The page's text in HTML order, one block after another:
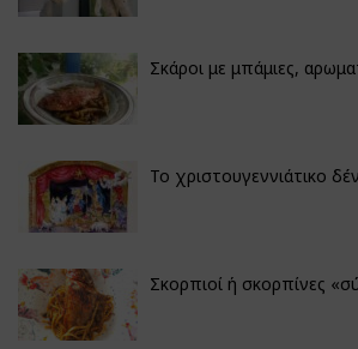
Σκάροι με μπάμιες,
Το χριστουγεννιάτικο
Σκορπιοί ή σκορπίνες